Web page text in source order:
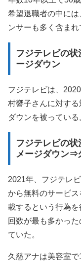
希望退職者の中に
ンサーも多く含まれ
フジテレビの
ージダウン
フジテレビは、
村響子さんに対す
ダウンを被っている
フジテレビの
メージダウン⇒
2021年、フジテレ
から無料のサービ
載するという行為を
回数が最も多かっ
ていた。
久慈アナは美容室